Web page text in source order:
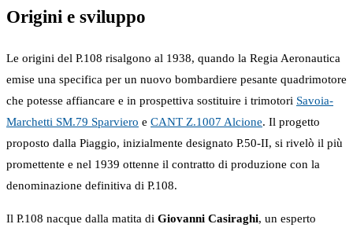
Origini e sviluppo
Le origini del P.108 risalgono al 1938, quando la Regia Aeronautica
emise una specifica per un nuovo bombardiere pesante quadrimotore
che potesse affiancare e in prospettiva sostituire i trimotori Savoia-
Marchetti SM.79 Sparviero e CANT Z.1007 Alcione. Il progetto
proposto dalla Piaggio, inizialmente designato P.50-II, si rivelò il più
promettente e nel 1939 ottenne il contratto di produzione con la
denominazione definitiva di P.108.
Il P.108 nacque dalla matita di Giovanni Casiraghi, un esperto